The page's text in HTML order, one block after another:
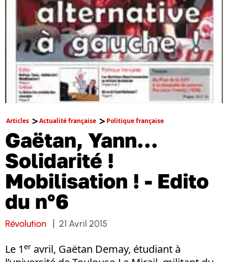
Articles Actualité française Politique française
Gaëtan, Yann…
Solidarité !
Mobilisation ! - Edito
du n°6
Révolution 21 Avril 2015
Le 1er avril, Gaëtan Demay, étudiant à